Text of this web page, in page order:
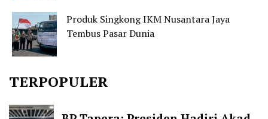
Produk Singkong IKM Nusantara Jaya
Tembus Pasar Dunia
TERPOPULER